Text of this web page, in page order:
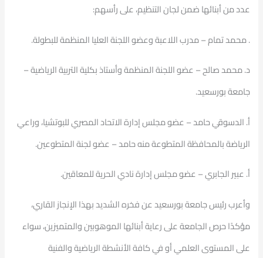
عدد من أبنائها ضمن لجان التنظيم، على رأسهم:
. محمد تمام – مدرب اللاعبة وعضو اللجنة العليا المنظمة للبطولة.
د. محمد صالح – عضو اللجنة المنظمة وأستاذ بكلية التربية الرياضية –
جامعة بورسعيد.
أ. الدسوقي حامد – عضو مجلس إدارة الاتحاد المصري للبوتشيا، وراعي
الرياضة بالمحافظة المتطوعة منه حامد – عضو لجنة المتطوعين.
أ. عبير الجابري – عضو مجلس إدارة نادي الحرية للمعاقين.
وأعرب رئيس جامعة بورسعيد عن فخره الشديد بهذا الإنجاز القاري،
مؤكدًا حرص الجامعة على رعاية أبنائها الموهوبين والمتميزين، سواء
على المستوى العلمي أو في كافة الأنشطة الرياضية والفنية